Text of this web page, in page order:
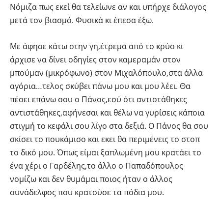
Νόμιζα πως εκεί θα τελείωνε αν και υπήρχε διάλογος
μετά τον βιασμό. Φυσικά κι έπεσα έξω.
Με άφησε κάτω στην γη,έτρεμα από το κρύο κι
άρχισε να δίνει οδηγίες στον καμεραμάν στον
μπούμαν (μικρόφωνο) στον Μιχαλόπουλο,στα άλλα
αγόρια…τελος σκύβει πάνω μου και μου λέει. Θα
πέσει επάνω σου ο Πάνος,εσύ ότι αντιστάθηκες
αντιστάθηκες,αφήνεσαι και θέλω να γυρίσεις κάποια
στιγμή το κεφάλι σου λίγο στα δεξιά. Ο Πάνος θα σου
σκίσει το πουκάμισο και εκει θα περιμένεις το στοπ
το δικό μου. Όπως είμαι ξαπλωμένη μου κρατάει το
ένα χέρι ο Γαρδέλης,το άλλο ο Παπαδόπουλος
νομίζω και δεν θυμάμαι ποιος ήταν ο άλλος
συνάδελφος που κρατούσε τα πόδια μου.